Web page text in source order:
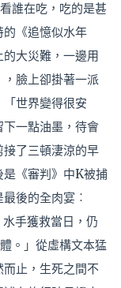
誰在吃，吃的是甚
《追憶似水年
大災難，一邊用
臉上卻掛著一派
世界變得很安
一點油墨，待會
了三頓淒涼的早
《審判》中K被捕
後的全肉宴︰
手獲救當日，仍
。」從虛構文本猛
止，生死之間不